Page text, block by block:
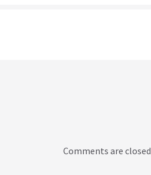
Comments are closed